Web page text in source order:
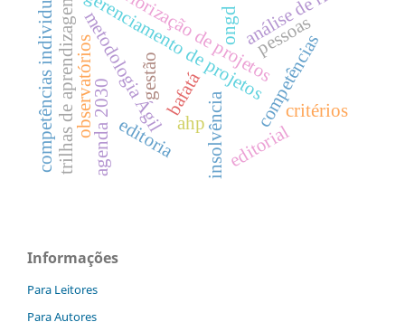
gerenciamento de projetos
metodologia Ágil competências
ahp
priorização de projetos
ongd
bafatá critérios
trilhas de aprendizagem insolvência editorial
editoria
competências individuais gestão
observatórios pessoas
agenda 2030
Informações
Para Leitores
Para Autores